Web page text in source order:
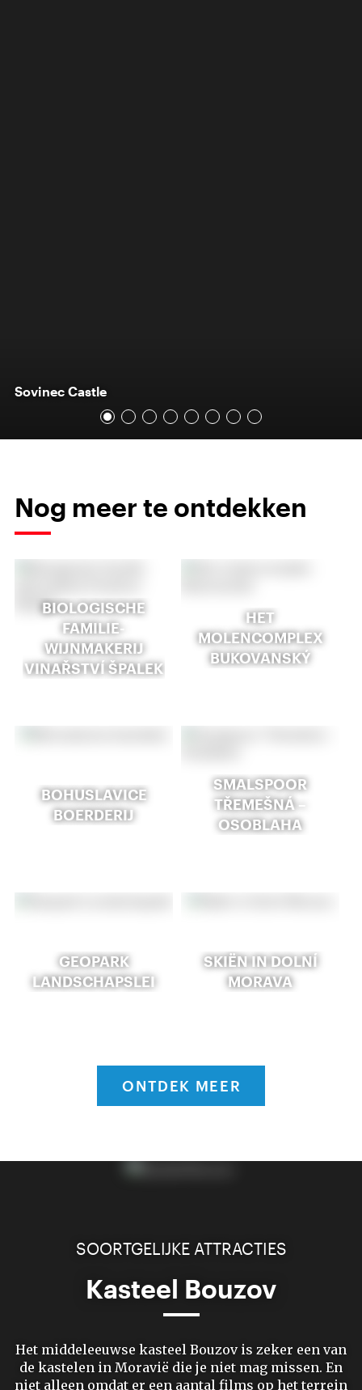
Sovinec Castle
Nog meer te ontdekken
BIOLOGISCHE
FAMILIE-
WIJNMAKERIJ
VINAŘSTVÍ ŠPALEK
HET
MOLENCOMPLEX
BUKOVANSKÝ
BOHUSLAVICE
BOERDERIJ
SMALSPOOR
TŘEMEŠNÁ –
OSOBLAHA
GEOPARK
LANDSCHAPSLEI
SKIËN IN DOLNÍ
MORAVA
ONTDEK MEER
SOORTGELIJKE ATTRACTIES
Kasteel Bouzov
Het middeleeuwse kasteel Bouzov is zeker een van
de kastelen in Moravië die je niet mag missen. En
niet alleen omdat er een aantal films op het terrein